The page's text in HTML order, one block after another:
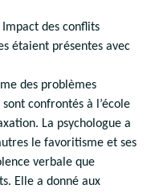
des conflits
étaient présentes avec
des problèmes
confrontés à l’école
La psychologue a
le favoritisme et ses
verbale que
Elle a donné aux